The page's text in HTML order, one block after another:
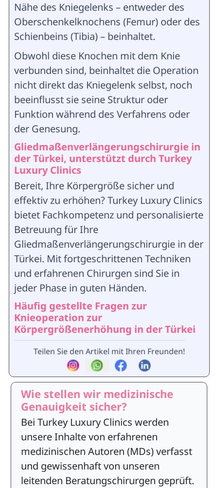
Nähe des Kniegelenks – entweder des
Oberschenkelknochens (Femur) oder des
Schienbeins (Tibia) – beinhaltet.
Obwohl diese Knochen mit dem Knie
verbunden sind, beinhaltet die Operation
nicht direkt das Kniegelenk selbst, noch
beeinflusst sie seine Struktur oder
Funktion während des Verfahrens oder
der Genesung.
Gliedmaßenverlängerungschirurgie in
der Türkei, unterstützt durch Turkey
Luxury Clinics
Bereit, Ihre Körpergröße sicher und
effektiv zu erhöhen? Turkey Luxury Clinics
bietet Fachkompetenz und personalisierte
Betreuung für Ihre
Gliedmaßenverlängerungschirurgie in der
Türkei. Mit fortgeschrittenen Techniken
und erfahrenen Chirurgen sind Sie in
jeder Phase in guten Händen.
Häufig gestellte Fragen zur
Knieoperation zur
Körpergrößenerhöhung in der Türkei
Teilen Sie den Artikel mit Ihren Freunden!
Wie stellen wir medizinische
Genauigkeit sicher?
Bei Turkey Luxury Clinics werden
unsere Inhalte von erfahrenen
medizinischen Autoren (MDs) verfasst
und gewissenhaft von unseren
leitenden Beratungschirurgen geprüft.